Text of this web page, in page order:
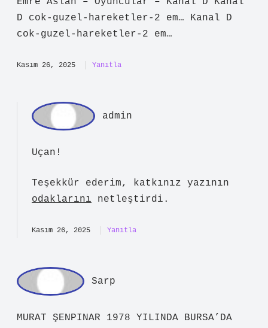
D cok-guzel-hareketler-2 em… Kanal D
cok-guzel-hareketler-2 em…
Kasım 26, 2025 Yanıtla
Uçan!
Teşekkür ederim, katkınız yazının
odaklarını netleştirdi.
Kasım 26, 2025 Yanıtla
MURAT ŞENPINAR 1978 YILINDA BURSA’DA